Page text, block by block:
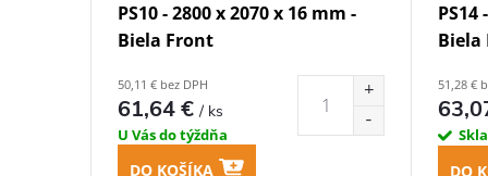
PS10 - 2800 x 2070 x 16 mm -
Biela Front
50,11 € bez DPH
61,64 €/ ks
U Vás do týždňa
DO KOŠÍKA
PS14
Biela
51,28 €
DO